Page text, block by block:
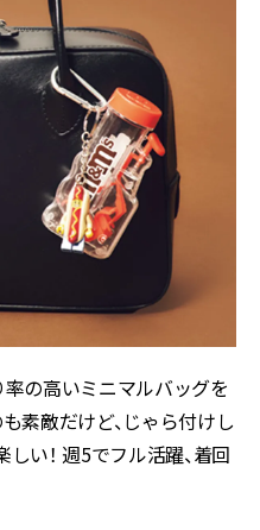
の高いミニマルバッグを
素敵だけど、じゃら付けし
い！ 週5でフル活躍、着回